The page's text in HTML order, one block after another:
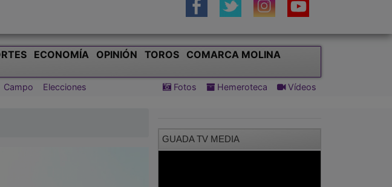
COMARCA MOLINA
Campo Elecciones Fotos Hemeroteca Vídeos
GUADA TV MEDIA